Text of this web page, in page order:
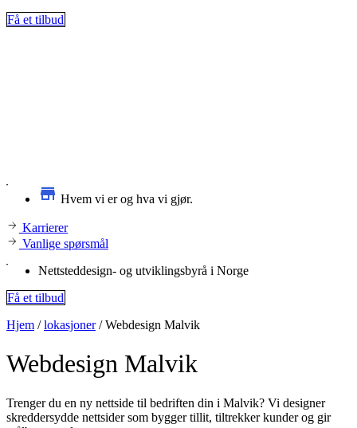
Få et tilbud
Hvem vi er og hva vi gjør.
Karrierer
Vanlige spørsmål
Nettsteddesign- og utviklingsbyrå i Norge
Få et tilbud
Hjem /lokasjoner/Webdesign Malvik
Webdesign Malvik
Trenger du en ny nettside til bedriften din i Malvik? Vi designer
skreddersydde nettsider som bygger tillit, tiltrekker kunder og gir